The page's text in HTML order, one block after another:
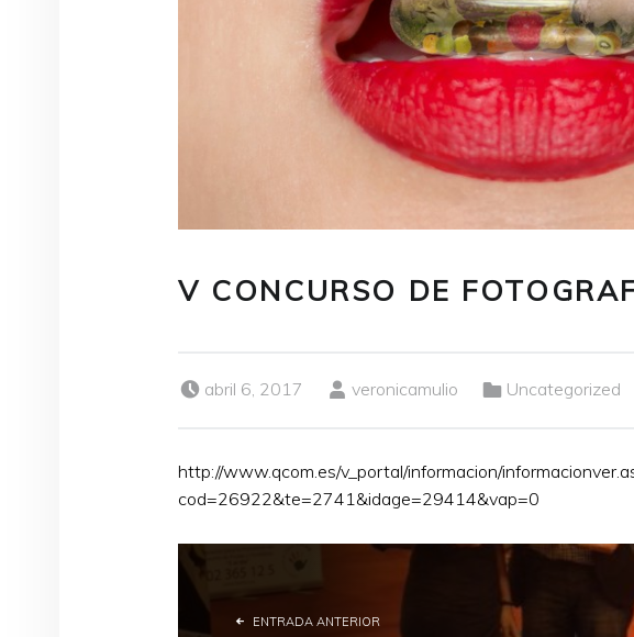
V CONCURSO DE
abril 6, 2017 veronicamulio Uncategorized
http://www.qcom.es/v_portal/informacion/
cod=26922&te=2741&idage=29414&vap=0
ENTRADA ANTERIOR